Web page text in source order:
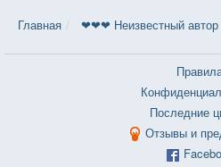
Главная ❤❤❤ Неизвестный
Последние
Отзывы и